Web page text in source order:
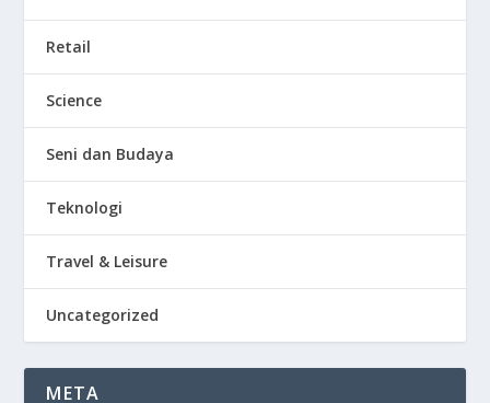
Retail
Science
Seni dan Budaya
Teknologi
Travel & Leisure
Uncategorized
META